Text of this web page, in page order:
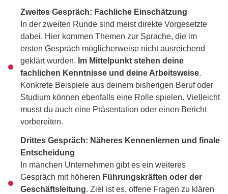
Zweites Gespräch: Fachliche Einschätzung
In der zweiten Runde sind meist direkte Vorgesetzte
dabei. Hier kommen Themen zur Sprache, die im
ersten Gespräch möglicherweise nicht ausreichend
geklärt wurden. Im Mittelpunkt stehen deine
fachlichen Kenntnisse und deine Arbeitsweise.
Konkrete Beispiele aus deinem bisherigen Beruf oder
Studium können ebenfalls eine Rolle spielen. Vielleicht
musst du auch eine Präsentation oder einen Bericht
vorbereiten.
Drittes Gespräch: Näheres Kennenlernen und finale
Entscheidung
In manchen Unternehmen gibt es ein weiteres
Gespräch mit höheren Führungskräften oder der
Geschäftsleitung. Ziel ist es, offene Fragen zu klären